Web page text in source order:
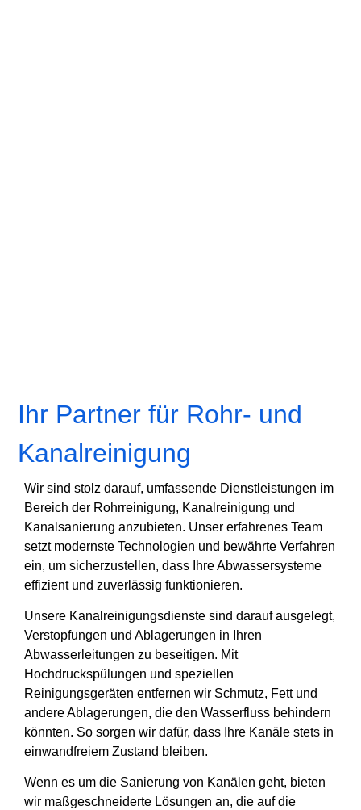
Ihr Partner für Rohr- und
Kanalreinigung
Wir sind stolz darauf, umfassende Dienstleistungen im
Bereich der Rohrreinigung, Kanalreinigung und
Kanalsanierung anzubieten. Unser erfahrenes Team
setzt modernste Technologien und bewährte Verfahren
ein, um sicherzustellen, dass Ihre Abwassersysteme
effizient und zuverlässig funktionieren.
Unsere Kanalreinigungsdienste sind darauf ausgelegt,
Verstopfungen und Ablagerungen in Ihren
Abwasserleitungen zu beseitigen. Mit
Hochdruckspülungen und speziellen
Reinigungsgeräten entfernen wir Schmutz, Fett und
andere Ablagerungen, die den Wasserfluss behindern
könnten. So sorgen wir dafür, dass Ihre Kanäle stets in
einwandfreiem Zustand bleiben.
Wenn es um die Sanierung von Kanälen geht, bieten
wir maßgeschneiderte Lösungen an, die auf die